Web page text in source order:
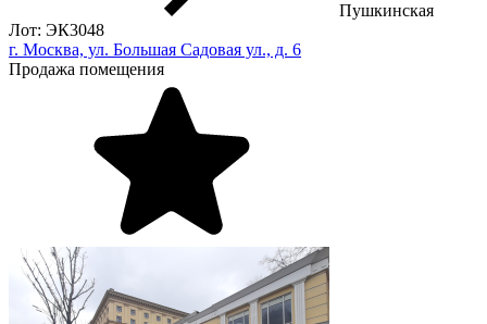
Пушкинская
Лот: ЭК3048
г. Москва, ул. Большая Садовая ул., д. 6
Продажа помещения